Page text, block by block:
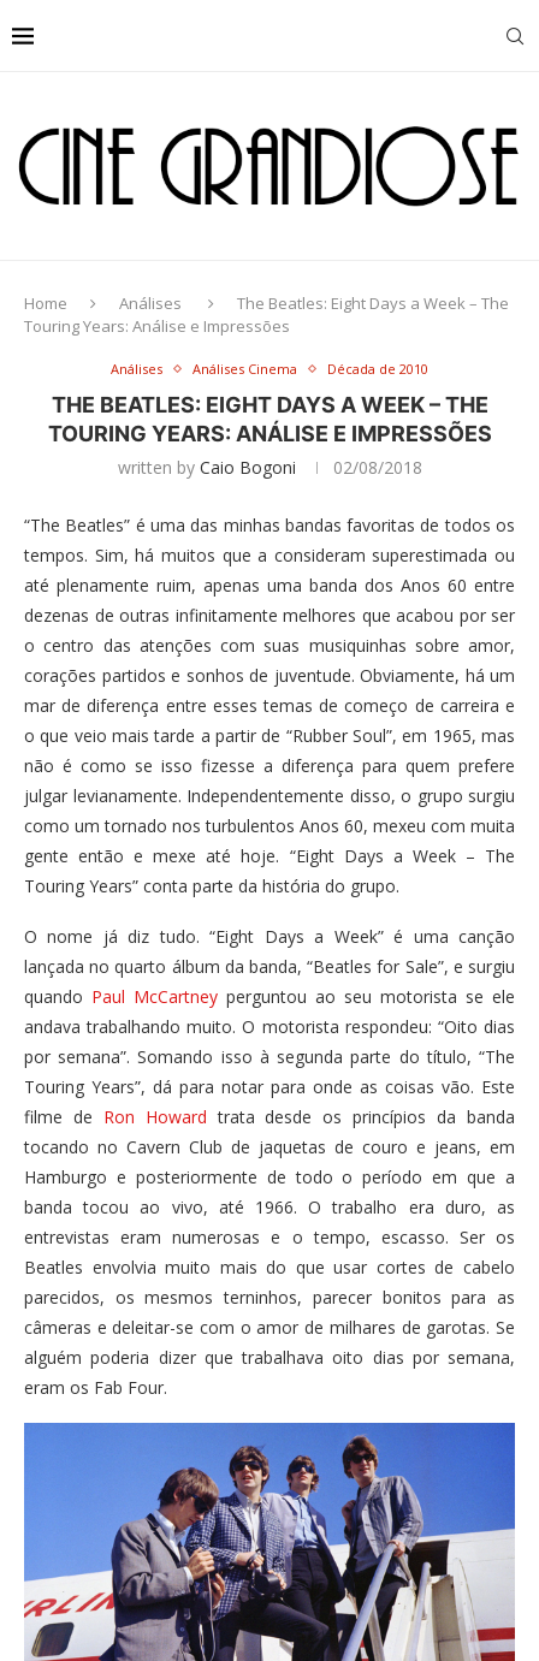
Home Análises
The Beatles: Eight Days a Week – The
Touring Years: Análise e Impressões
Análises Análises Cinema Década de 2010
THE BEATLES: EIGHT DAYS A WEEK – THE
TOURING YEARS: ANÁLISE E IMPRESSÕES
written by Caio Bogoni 02/08/2018
“The Beatles” é uma das minhas bandas favoritas de todos os
tempos. Sim, há muitos que a consideram superestimada ou
até plenamente ruim, apenas uma banda dos Anos 60 entre
dezenas de outras infinitamente melhores que acabou por ser
o centro das atenções com suas musiquinhas sobre amor,
corações partidos e sonhos de juventude. Obviamente, há um
mar de diferença entre esses temas de começo de carreira e
o que veio mais tarde a partir de “Rubber Soul”, em 1965, mas
não é como se isso fizesse a diferença para quem prefere
julgar levianamente. Independentemente disso, o grupo surgiu
como um tornado nos turbulentos Anos 60, mexeu com muita
gente então e mexe até hoje. “Eight Days a Week – The
Touring Years” conta parte da história do grupo.
O nome já diz tudo. “Eight Days a Week” é uma canção
lançada no quarto álbum da banda, “Beatles for Sale”, e surgiu
quando Paul McCartney perguntou ao seu motorista se ele
andava trabalhando muito. O motorista respondeu: “Oito dias
por semana”. Somando isso à segunda parte do título, “The
Touring Years”, dá para notar para onde as coisas vão. Este
filme de Ron Howard trata desde os princípios da banda
tocando no Cavern Club de jaquetas de couro e jeans, em
Hamburgo e posteriormente de todo o período em que a
banda tocou ao vivo, até 1966. O trabalho era duro, as
entrevistas eram numerosas e o tempo, escasso. Ser os
Beatles envolvia muito mais do que usar cortes de cabelo
parecidos, os mesmos terninhos, parecer bonitos para as
câmeras e deleitar-se com o amor de milhares de garotas. Se
alguém poderia dizer que trabalhava oito dias por semana,
eram os Fab Four.